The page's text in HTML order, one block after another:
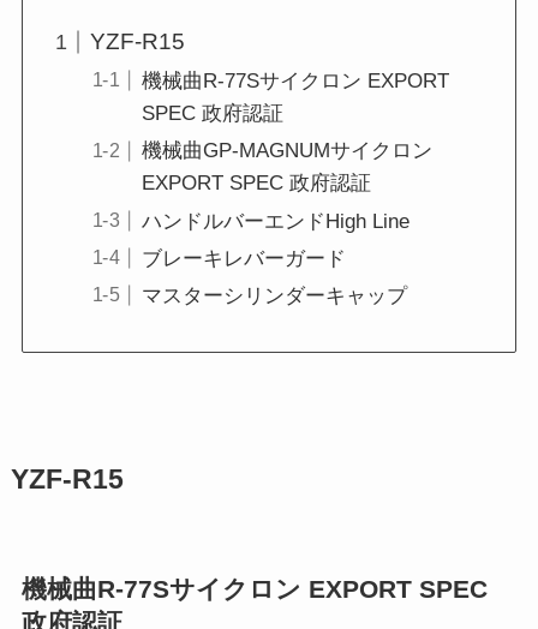
YZF-R15
機械曲R-77Sサイクロン EXPORT
SPEC 政府認証
機械曲GP-MAGNUMサイクロン
EXPORT SPEC 政府認証
ハンドルバーエンドHigh Line
ブレーキレバーガード
マスターシリンダーキャップ
YZF-R15
機械曲R-77Sサイクロン EXPORT SPEC
政府認証